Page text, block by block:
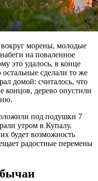
морены, молодые
на поваленное
это удалось, в конце
сделали то же
домой: считалось, что
концов, дерево опустили
под подушки 7
утром в Купалу.
будет возможность
радостные перемены